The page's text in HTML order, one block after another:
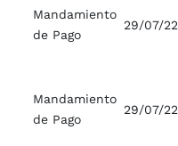
Mandamiento
de Pago
29/07/22
Mandamiento
de Pago
29/07/22